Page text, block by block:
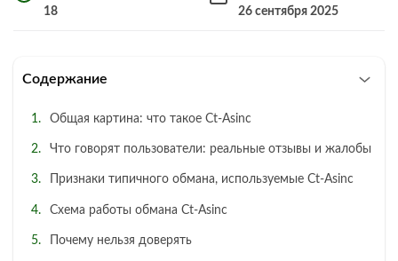
18
26 сентября 2025
Содержание
Общая картина: что такое Ct‑Asinc
Что говорят пользователи: реальные отзывы и жалобы
Признаки типичного обмана, используемые Ct‑Asinc
Схема работы обмана Ct‑Asinc
Почему нельзя доверять